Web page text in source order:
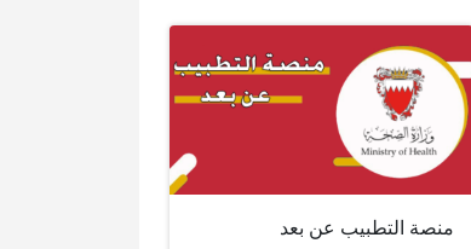
منصة التطبيب عن بعد